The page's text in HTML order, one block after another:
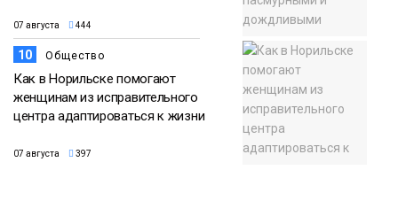
07 августа 444
10 Общество
Как в Норильске помогают
женщинам из исправительного
центра адаптироваться к жизни
07 августа 397